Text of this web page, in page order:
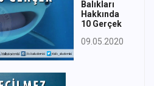
Balıkları
Hakkında
10 Gerçek
09.05.2020